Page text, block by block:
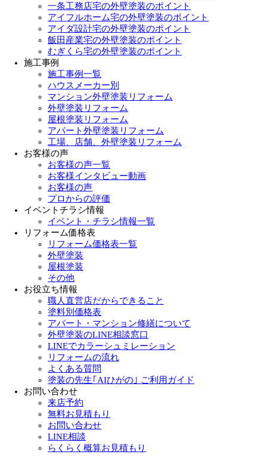
一条工務店宅の外壁塗装のポイント
アイフルホーム宅の外壁塗装のポイント
アイダ設計宅の外壁塗装のポイント
飯田産業宅の外壁塗装のポイント
むぎくら宅の外壁塗装のポイント
施工事例
施工事例一覧
ハウスメーカー別
マンション外壁塗装リフォーム
外壁塗装リフォーム
屋根塗装リフォーム
アパート外壁塗装リフォーム
工場、店舗、外壁塗装リフォーム
お客様の声
お客様の声一覧
お客様インタビュー動画
お客様の声
プロからの評価
イベントチラシ情報
イベント・チラシ情報一覧
リフォーム価格表
リフォーム価格表一覧
外壁塗装
屋根塗装
その他
お役立ち情報
職人直営店だからできること
塗料別価格表
アパート・マンション修繕について
外壁塗装のLINE相談窓口
LINEでカラーシュミレーション
リフォームの流れ
よくある質問
塗装の先生｢AIひがの｣ ご利用ガイド
お問い合わせ
来店予約
無料お見積もり
お問い合わせ
LINE相談
らくらく概算お見積もり